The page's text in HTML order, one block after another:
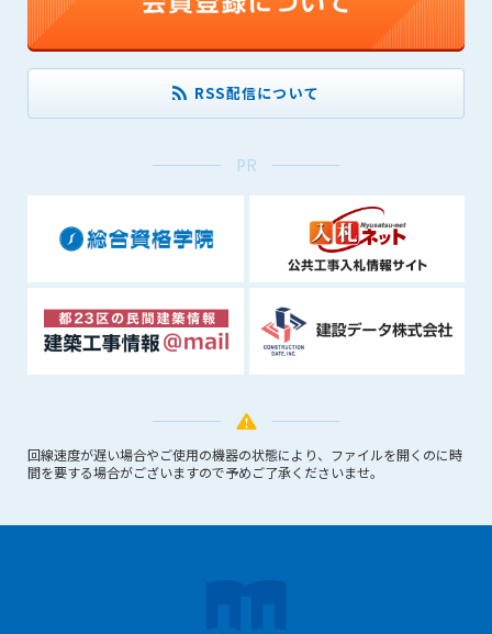
RSS配信について
PR
回線速度が遅い場合やご使用の機器の状態により、ファイルを開くのに時
間を要する場合がございますので予めご了承くださいませ。
(3) 広告掲載料金の支払が遅延した場合
(4) その他、管理者が不適当と判断した場合
第8条（サービスの変更・中止等）
できるものとします。これに起因する会員または他の第三者が
第9条（会員の個人情報）
会員の氏名、住所、性別、年齢、メールアドレスその他本サー
ビスの提供に関連して管理者が知り得た会員の個人情報（以下
個人情報といいます）について、管理者は、以下の各号に該当
する場合を除き、第三者に開示または提供しないものとしま
(2) 個々の会員を特定できない統計的な処理をした形式で第三
(3) 第三者および管理者の権利、財産、安全等を保護するため